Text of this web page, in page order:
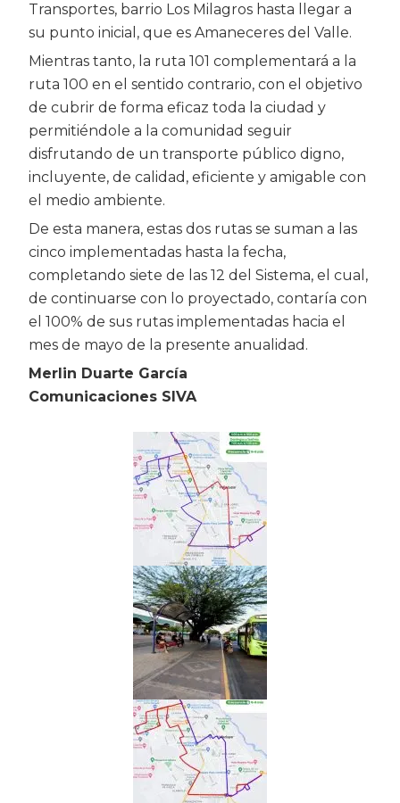
Transportes, barrio Los Milagros hasta llegar a
su punto inicial, que es Amaneceres del Valle.
Mientras tanto, la ruta 101 complementará a la
ruta 100 en el sentido contrario, con el objetivo
de cubrir de forma eficaz toda la ciudad y
permitiéndole a la comunidad seguir
disfrutando de un transporte público digno,
incluyente, de calidad, eficiente y amigable con
el medio ambiente.
De esta manera, estas dos rutas se suman a las
cinco implementadas hasta la fecha,
completando siete de las 12 del Sistema, el cual,
de continuarse con lo proyectado, contaría con
el 100% de sus rutas implementadas hacia el
mes de mayo de la presente anualidad.
Merlin Duarte García
Comunicaciones SIVA